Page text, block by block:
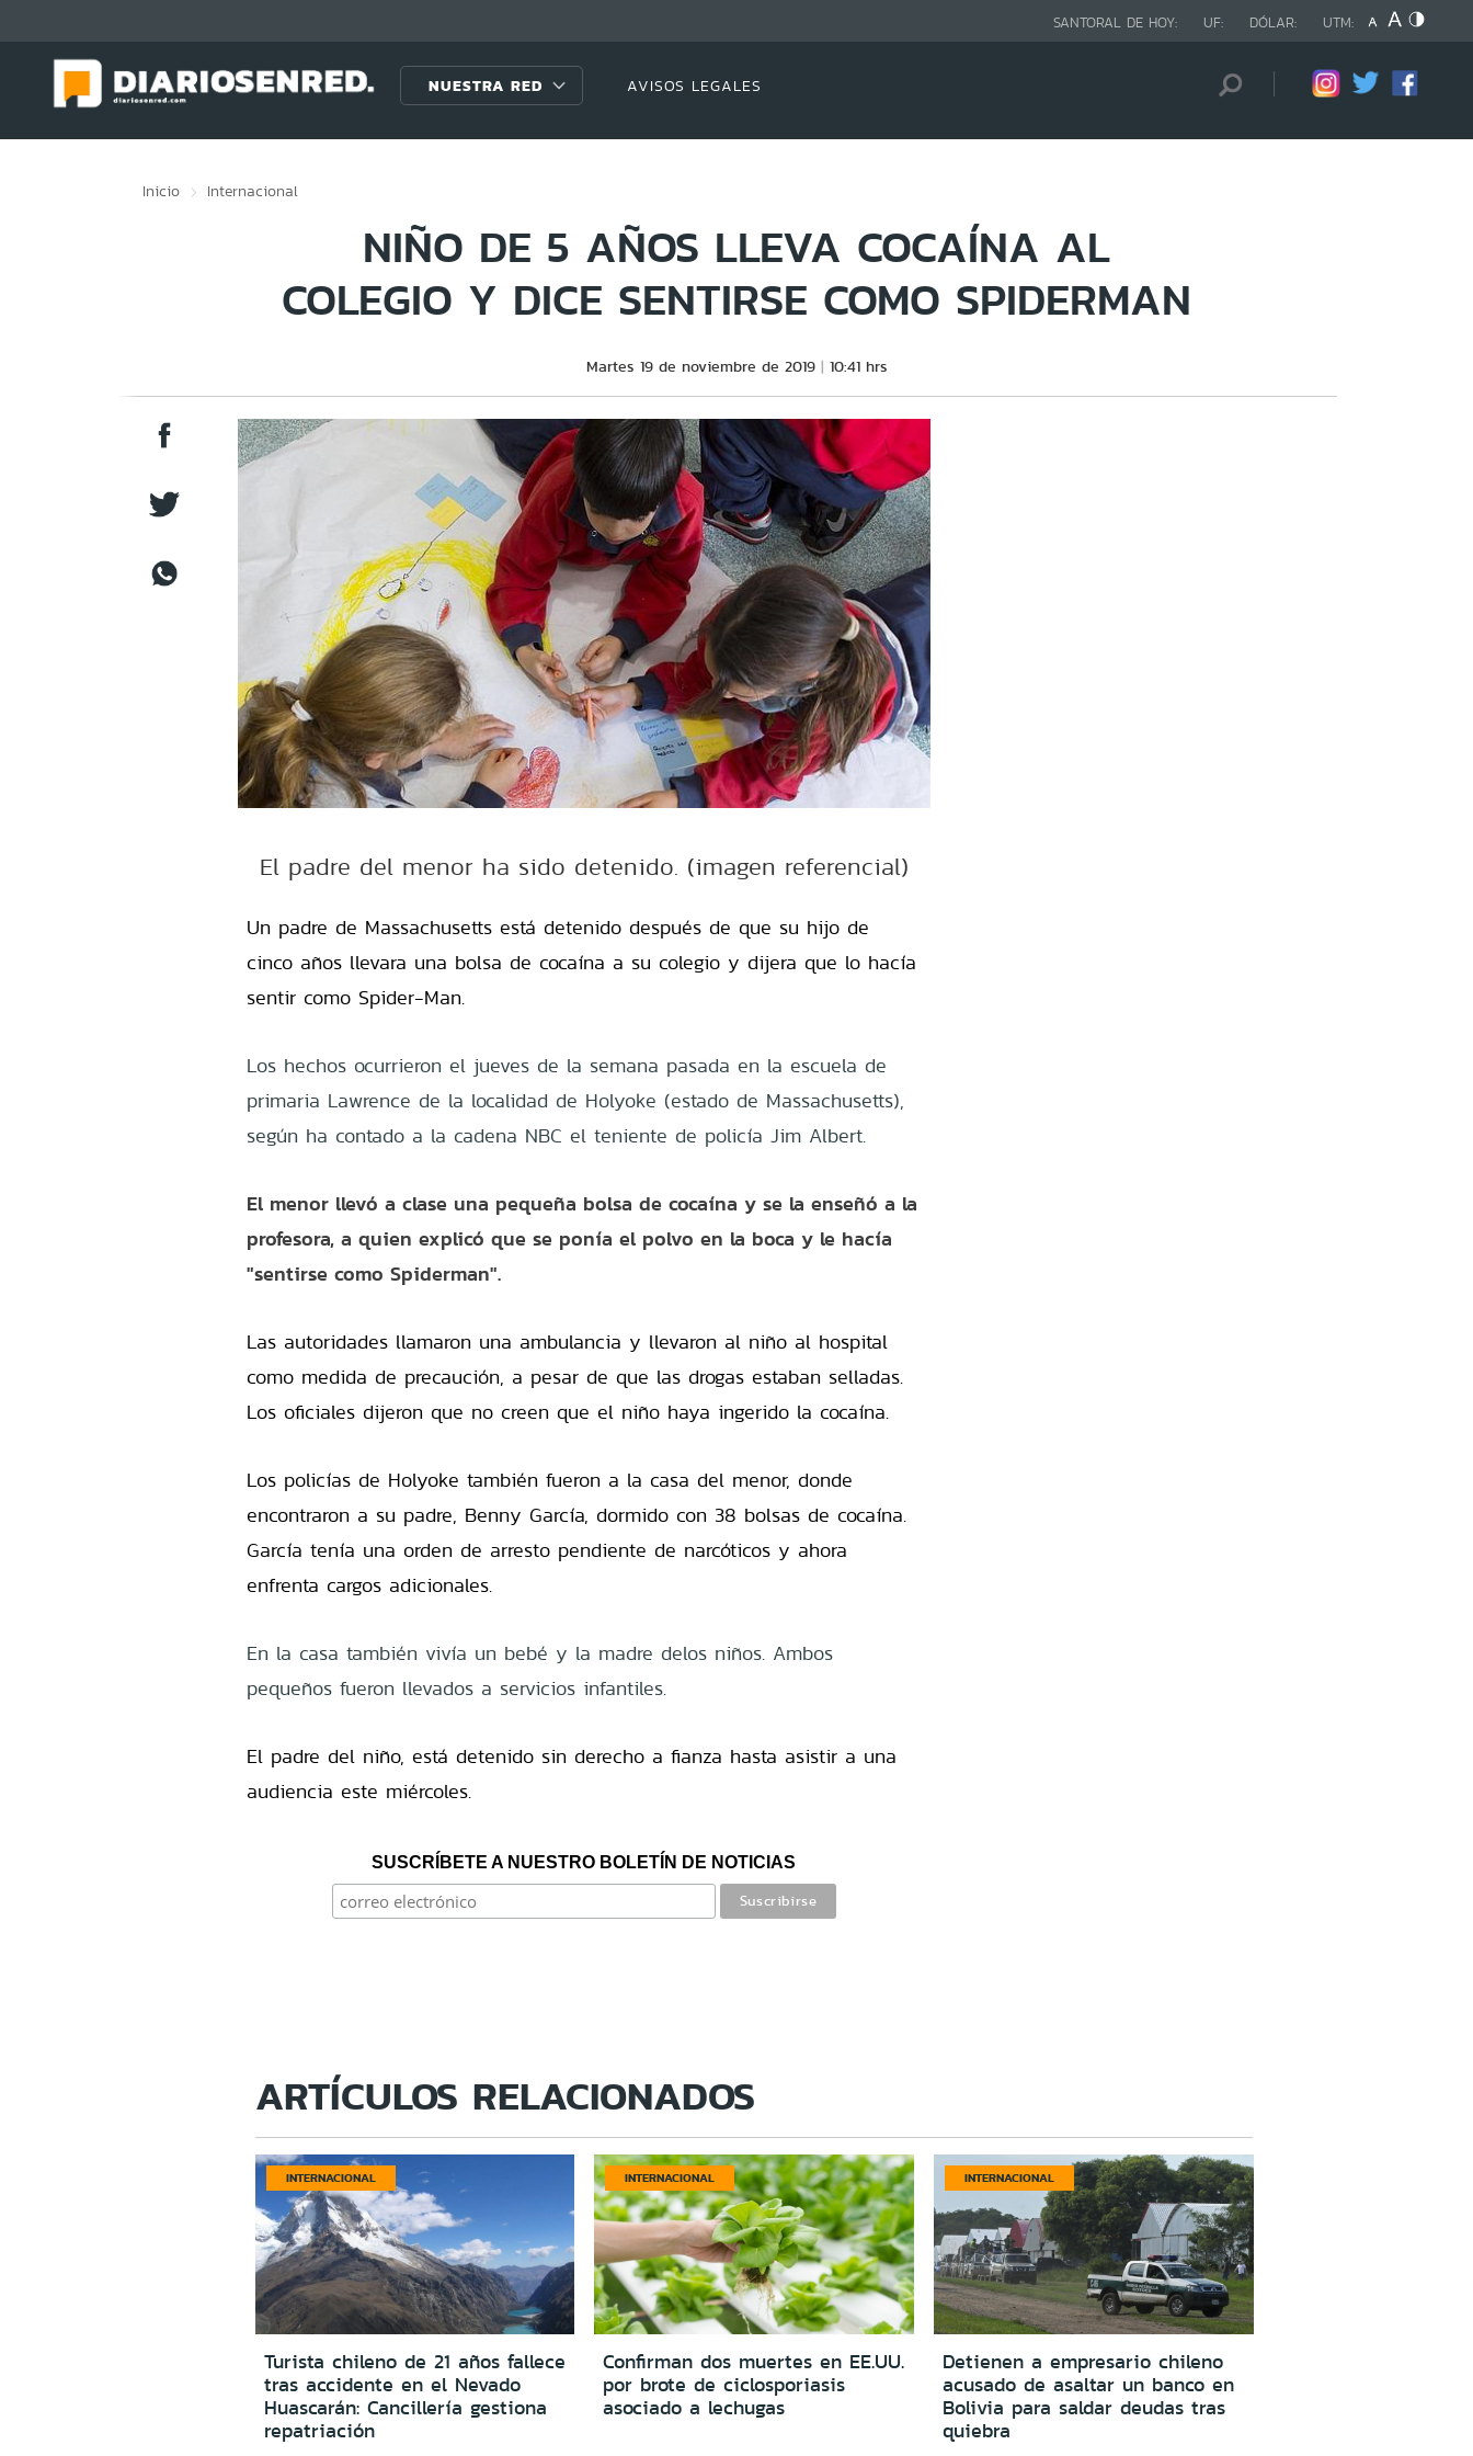
SANTORAL DE HOY: UF: DÓLAR: UTM:
NUESTRA RED AVISOS LEGALES
Inicio Internacional
NIÑO DE 5 AÑOS LLEVA COCAÍNA AL
COLEGIO Y DICE SENTIRSE COMO SPIDERMAN
Martes 19 de noviembre de 2019 10:41 hrs
El padre del menor ha sido detenido. (imagen referencial)
Un padre de Massachusetts está detenido después de que su hijo de
cinco años llevara una bolsa de cocaína a su colegio y dijera que lo hacía
sentir como Spider-Man.
Los hechos ocurrieron el jueves de la semana pasada en la escuela de
primaria Lawrence de la localidad de Holyoke (estado de Massachusetts),
según ha contado a la cadena NBC el teniente de policía Jim Albert.
El menor llevó a clase una pequeña bolsa de cocaína y se la enseñó a la
profesora, a quien explicó que se ponía el polvo en la boca y le hacía
"sentirse como Spiderman".
Las autoridades llamaron una ambulancia y llevaron al niño al hospital
como medida de precaución, a pesar de que las drogas estaban selladas.
Los oficiales dijeron que no creen que el niño haya ingerido la cocaína.
Los policías de Holyoke también fueron a la casa del menor, donde
encontraron a su padre, Benny García, dormido con 38 bolsas de cocaína.
García tenía una orden de arresto pendiente de narcóticos y ahora
enfrenta cargos adicionales.
En la casa también vivía un bebé y la madre delos niños. Ambos
pequeños fueron llevados a servicios infantiles.
El padre del niño, está detenido sin derecho a fianza hasta asistir a una
audiencia este miércoles.
SUSCRÍBETE A NUESTRO BOLETÍN DE NOTICIAS
ARTÍCULOS RELACIONADOS
INTERNACIONAL
Turista chileno de 21 años fallece
tras accidente en el Nevado
Huascarán: Cancillería gestiona
repatriación
INTERNACIONAL
Confirman dos muertes en EE.UU.
por brote de ciclosporiasis
asociado a lechugas
INTERNACIONAL
Detienen a empresario chileno
acusado de asaltar un banco en
Bolivia para saldar deudas tras
quiebra